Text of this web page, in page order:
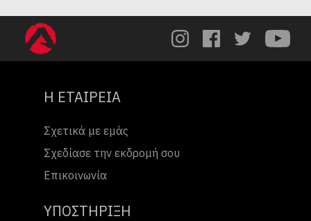
Η ΕΤΑΙΡΕΙΑ
Σχετικά με εμάς
Σχεδίασε την εκδρομή σου
Επικοινωνία
ΥΠΟΣΤΗΡΙΞΗ